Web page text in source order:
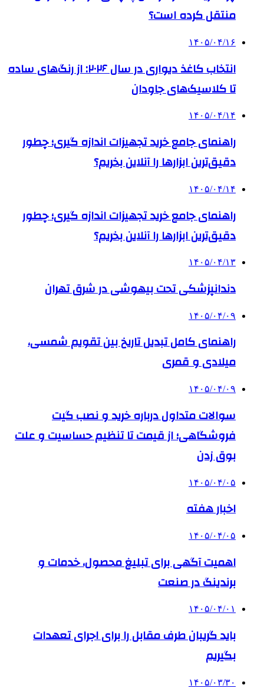
منتقل کرده است؟
۱۴۰۵/۰۴/۱۶
انتخاب کاغذ دیواری در سال ۲۰۲۶: از رنگ‌های ساده
تا کلاسیک‌های جاودان
۱۴۰۵/۰۴/۱۴
راهنمای جامع خرید تجهیزات اندازه گیری؛ چطور
دقیق‌ترین ابزارها را آنلاین بخریم؟
۱۴۰۵/۰۴/۱۴
راهنمای جامع خرید تجهیزات اندازه گیری؛ چطور
دقیق‌ترین ابزارها را آنلاین بخریم؟
۱۴۰۵/۰۴/۱۳
دندانپزشکی تحت بیهوشی در شرق تهران
۱۴۰۵/۰۴/۰۹
راهنمای کامل تبدیل تاریخ بین تقویم شمسی،
میلادی و قمری
۱۴۰۵/۰۴/۰۹
سوالات متداول درباره خرید و نصب گیت
فروشگاهی؛ از قیمت تا تنظیم حساسیت و علت
بوق زدن
۱۴۰۵/۰۴/۰۵
اخبار هفته
۱۴۰۵/۰۴/۰۵
اهمیت آگهی برای تبلیغ محصول، خدمات و
برندینگ در صنعت
۱۴۰۵/۰۴/۰۱
باید گریبان طرف مقابل را برای اجرای تعهدات
بگیریم
۱۴۰۵/۰۳/۳۰